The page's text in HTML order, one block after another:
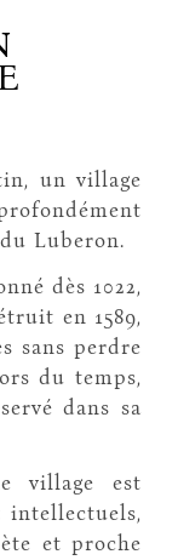
un village
Luberon.
dès 1022,
en 1589,
sans perdre
du temps,
dans sa
village est
intellectuels,
et proche